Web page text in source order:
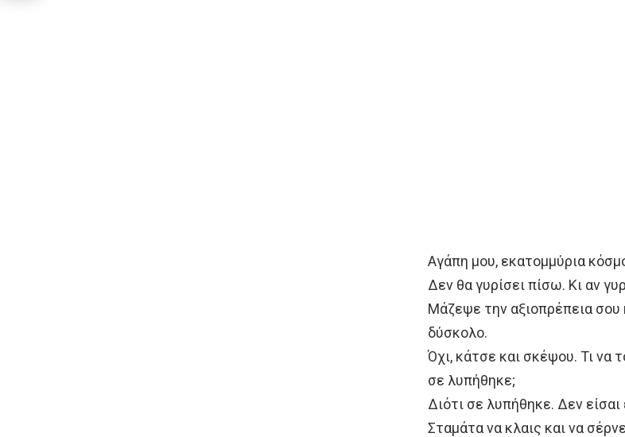
Αγάπη μου, εκατομμύρια
Δεν θα γυρίσει πίσω. Κι αν
Μάζεψε την αξιοπρέπεια σου
δύσκολο.
Όχι, κάτσε και σκέψου. Τι να
σε λυπήθηκε;
Διότι σε λυπήθηκε. Δεν είσαι
Σταμάτα να κλαις και να